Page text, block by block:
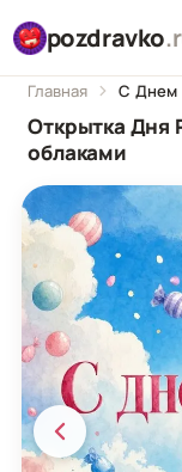
pozdravko
Главная С Днем
Открытка Дня
облаками